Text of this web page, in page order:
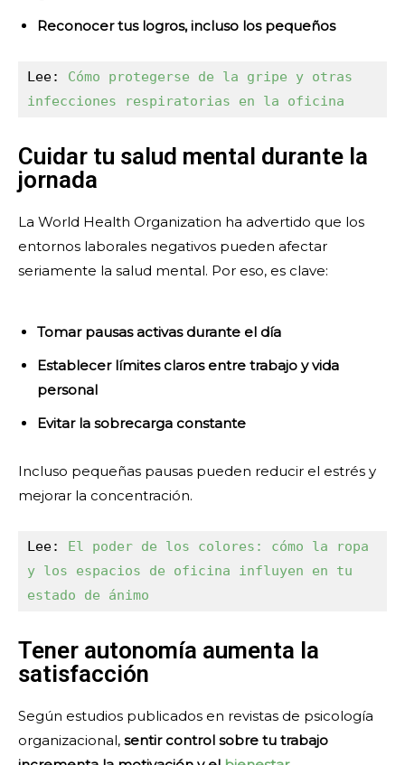
Reconocer tus logros, incluso los pequeños
Lee: Cómo protegerse de la gripe y otras
infecciones respiratorias en la oficina
Cuidar tu salud mental durante la
jornada
La World Health Organization ha advertido que los
entornos laborales negativos pueden afectar
seriamente la salud mental. Por eso, es clave:
Tomar pausas activas durante el día
Establecer límites claros entre trabajo y vida
personal
Evitar la sobrecarga constante
Incluso pequeñas pausas pueden reducir el estrés y
mejorar la concentración.
Lee: El poder de los colores: cómo la ropa
y los espacios de oficina influyen en tu
estado de ánimo
Tener autonomía aumenta la
satisfacción
Según estudios publicados en revistas de psicología
organizacional, sentir control sobre tu trabajo